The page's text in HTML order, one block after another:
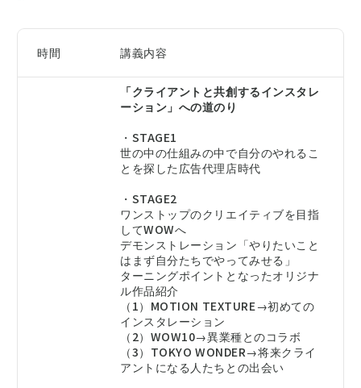
時間 講義内容
「クライアントと共創するインスタレ
ーション」への道のり
・STAGE1
世の中の仕組みの中で自分のやれるこ
とを探した広告代理店時代
・STAGE2
ワンストップのクリエイティブを目指
してWOWへ
デモンストレーション「やりたいこと
はまず自分たちでやってみせる」
ターニングポイントとなったオリジナ
ル作品紹介
（1）MOTION TEXTURE→初めての
インスタレーション
（2）WOW10→異業種とのコラボ
（3）TOKYO WONDER→将来クライ
アントになる人たちとの出会い